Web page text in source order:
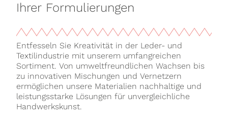
Ihrer Formulierungen
Entfesseln Sie Kreativität in der Leder- und
Textilindustrie mit unserem umfangreichen
Sortiment. Von umweltfreundlichen Wachsen bis
zu innovativen Mischungen und Vernetzern
ermöglichen unsere Materialien nachhaltige und
leistungsstarke Lösungen für unvergleichliche
Handwerkskunst.